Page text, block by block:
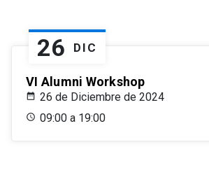
26 DIC
VI Alumni Workshop
26 de Diciembre de 2024
09:00 a 19:00